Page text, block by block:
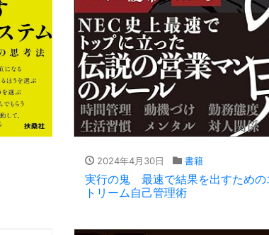
2024年4月30日 書籍
実行の鬼 最速で結果を出すための
トリーム自己管理術